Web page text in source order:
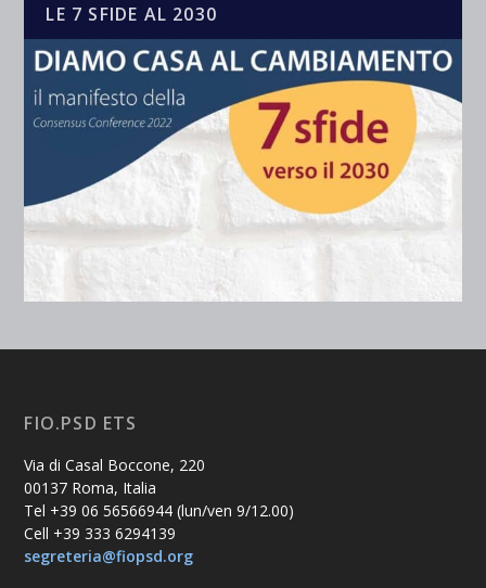
LE 7 SFIDE AL 2030
FIO.PSD ETS
Via di Casal Boccone, 220
00137 Roma, Italia
Tel +39 06 56566944 (lun/ven 9/12.00)
Cell +39 333 6294139
segreteria@fiopsd.org